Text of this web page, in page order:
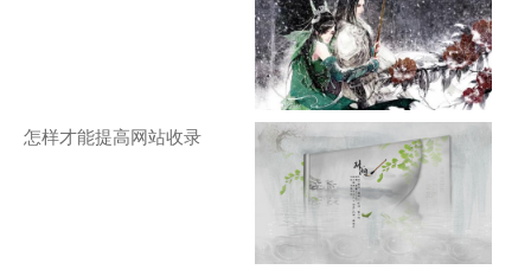
怎样才能提高网站收录